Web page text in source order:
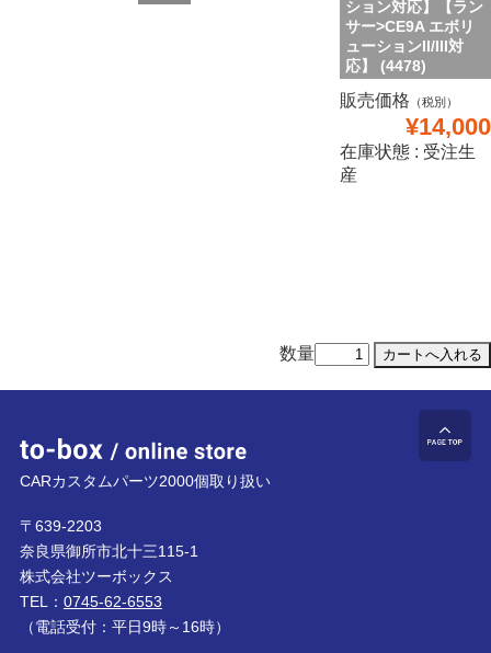
ション対応】【ラン
サー>CE9A エボリ
ューションII/III対
応】 (4478)
販売価格 （税別）
¥14,000
在庫状態 : 受注生
産
数量
to-box online store
CARカスタムパーツ2000個取り扱い
〒639-2203
奈良県御所市北十三115-1
株式会社ツーボックス
TEL： 0745-62-6553
（電話受付：平日9時～16時）